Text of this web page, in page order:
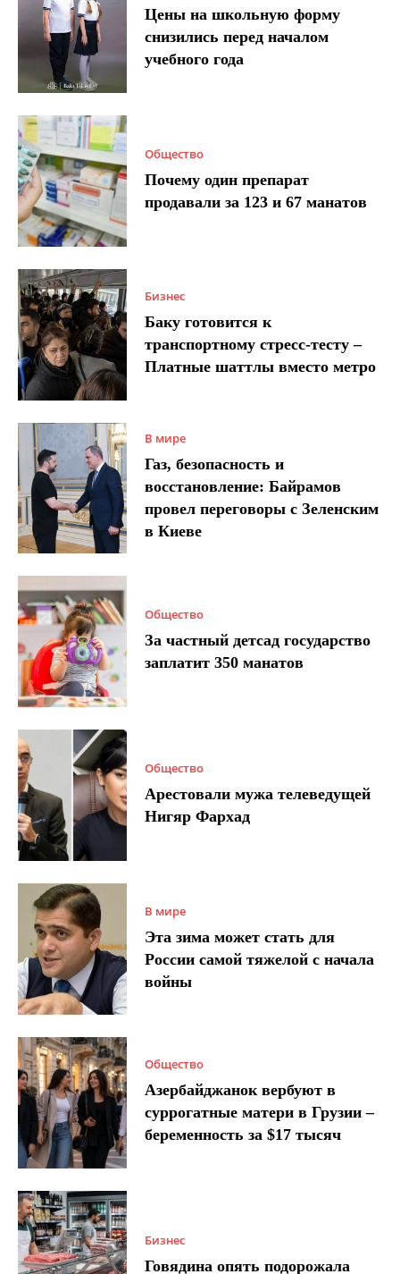
Цены на школьную форму
снизились перед началом
учебного года
Общество
Почему один препарат
продавали за 123 и 67 манатов
Бизнес
Баку готовится к
транспортному стресс-тесту –
Платные шаттлы вместо метро
В мире
Газ, безопасность и
восстановление: Байрамов
провел переговоры с Зеленским
в Киеве
Общество
За частный детсад государство
заплатит 350 манатов
Общество
Арестовали мужа телеведущей
Нигяр Фархад
В мире
Эта зима может стать для
России самой тяжелой с начала
войны
Общество
Азербайджанок вербуют в
суррогатные матери в Грузии –
беременность за $17 тысяч
Бизнес
Говядина опять подорожала